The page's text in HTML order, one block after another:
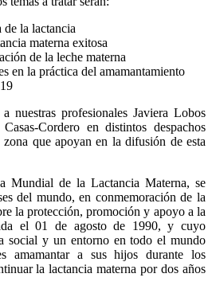
la lactancia
materna exitosa
de la leche materna
en la práctica del amamantamiento
a nuestras profesionales Javiera Lobos
Cordero en distintos despachos
que apoyan en la difusión de esta
Mundial de la Lactancia Materna, se
del mundo, en conmemoración de la
la protección, promoción y apoyo a la
el 01 de agosto de 1990, y cuyo
social y un entorno en todo el mundo
amamantar a sus hijos durante los
la lactancia materna por dos años